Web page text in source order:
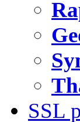
SSL